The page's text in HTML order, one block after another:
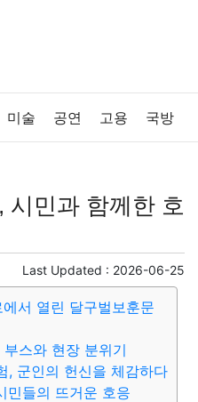
미술 공연 고용 국방
일상 주식 암호화폐
려동물 패션 미용
품리뷰 원예 금융
자동차 취미 여행
시민과 함께한 호
Last Updated : 2026-06-25
서 열린 달구벌보훈문
스와 현장 분위기
, 군인의 헌신을 체감하다
민들의 뜨거운 호응